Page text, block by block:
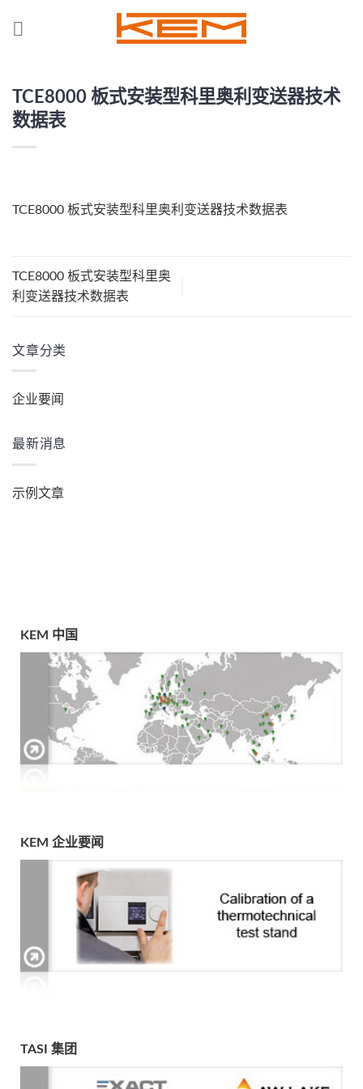
TCE8000 板式安装型科里奥利变送器技术
数据表
TCE8000 板式安装型科里奥利变送器技术数据表
TCE8000 板式安装型科里奥
利变送器技术数据表
文章分类
企业要闻
最新消息
示例文章
KEM 中国
KEM 企业要闻
TASI 集团